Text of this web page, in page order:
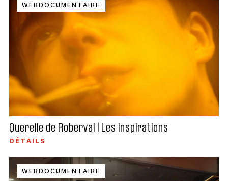
WEBDOCUMENTAIRE
Querelle de Roberval | Les inspirations
DÉTAILS
WEBDOCUMENTAIRE